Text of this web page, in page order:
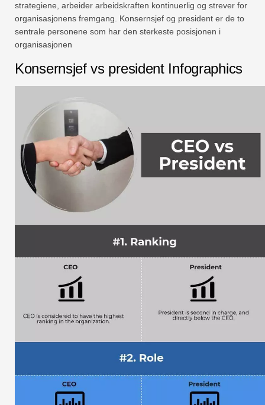
strategiene, arbeider arbeidskraften kontinuerlig og strever for
organisasjonens fremgang. Konsernsjef og president er de to
sentrale personene som har den sterkeste posisjonen i
organisasjonen
Konsernsjef vs president Infographics